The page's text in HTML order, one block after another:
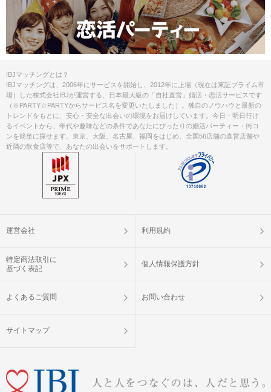
IBJマッチングとは？
IBJマッチングは、2006年にサービスを開始し、2012年に上場（現在は東証プライム市
場）した株式会社IBJが運営する、日本最大級の「自社直営」婚活・恋活サービスです
（※PARTY☆PARTYからサービス名を変更いたしました）。独自のノウハウと最新の
トレンドをもとに、安心・安全な出会いの環境をお届けしています。今日・明日行け
るイベントから、年代や趣味などの条件であなたにぴったりの婚活パーティー・街コ
ンを簡単に探せます。東京、大阪、名古屋、福岡をはじめ、全国56店舗の直営店舗や
近隣の飲食店等で、あなたの出会いをサポートします。
運営会社 利用規約
特定商法取引に
基づく表記
個人情報保護方針
よくあるご質問 お問い合わせ
サイトマップ